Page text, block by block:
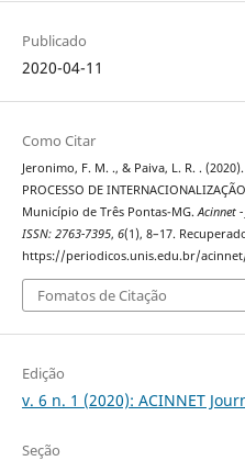
Publicado
2020-04-11
Como Citar
Jeronimo, F. M. ., & Paiva, L. R. . (2020).
PROCESSO DE
Município de Três Pontas-MG.Acinnet
ISSN: 2763-7395, 6(1), 8–17.
https://periodicos.unis.edu.br/
Fomatos de Citação
Edição
v. 6 n. 1 (2020): ACINNET
Seção